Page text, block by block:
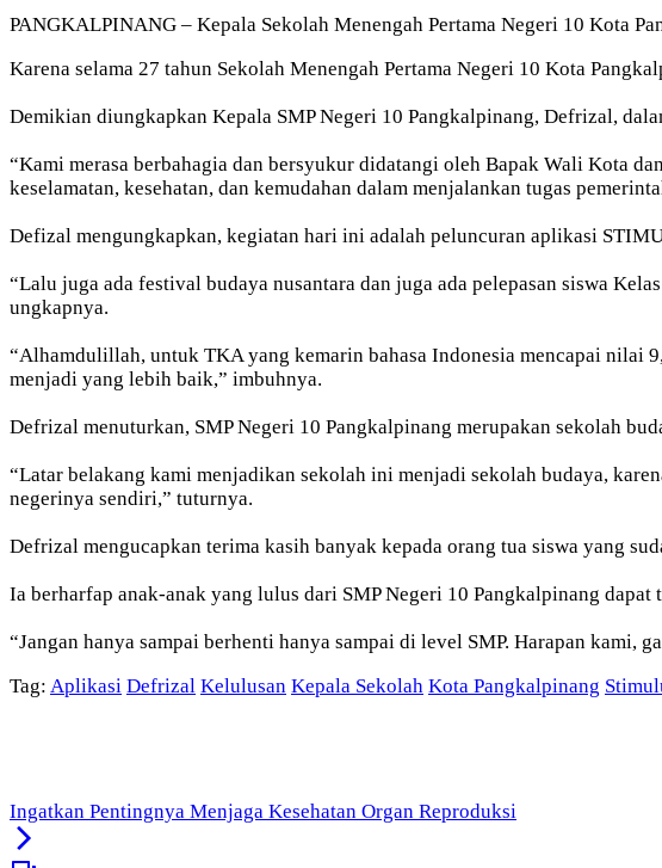
PANGKALPINANG – Kepala Sekolah Menengah Pertama Negeri 10 Kota
Karena selama 27 tahun Sekolah Menengah Pertama Negeri 10 Kota
Demikian diungkapkan Kepala SMP Negeri 10 Pangkalpinang, Defrizal,
“Kami merasa berbahagia dan bersyukur didatangi oleh Bapak Wali Kota
keselamatan, kesehatan, dan kemudahan dalam menjalankan tugas
Defizal mengungkapkan, kegiatan hari ini adalah peluncuran aplikasi
“Lalu juga ada festival budaya nusantara dan juga ada pelepasan siswa
ungkapnya.
“Alhamdulillah, untuk TKA yang kemarin bahasa Indonesia mencapai nilai
menjadi yang lebih baik,” imbuhnya.
Defrizal menuturkan, SMP Negeri 10 Pangkalpinang merupakan sekolah
“Latar belakang kami menjadikan sekolah ini menjadi sekolah budaya,
negerinya sendiri,” tuturnya.
Defrizal mengucapkan terima kasih banyak kepada orang tua siswa yang
Ia berharfap anak-anak yang lulus dari SMP Negeri 10 Pangkalpinang
“Jangan hanya sampai berhenti hanya sampai di level SMP. Harapan
Tag: Aplikasi Defrizal Kelulusan Kepala Sekolah Kota Pangkalpinang
Ingatkan Pentingnya Menjaga Kesehatan Organ Reproduksi